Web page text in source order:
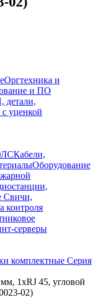
Оргтехника и
и ПО
детали,
уценкой
Кабели,
Оборудование
Свичи,
контроля
серверы
комплектные Серия
1хRJ 45, угловой
02)